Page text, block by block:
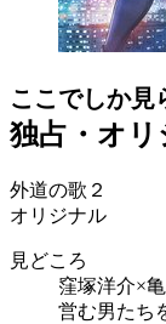
ここでしか見
独占・オリ
外道の歌２
オリジナル
見どころ
窪塚洋介×
営む男たち